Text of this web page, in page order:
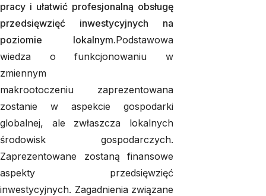
pracy i ułatwić profesjonalną obsługę
przedsięwzięć inwestycyjnych na
poziomie lokalnym.Podstawowa
wiedza o funkcjonowaniu w
zmiennym
makrootoczeniu zaprezentowana
zostanie w aspekcie gospodarki
globalnej, ale zwłaszcza lokalnych
środowisk gospodarczych.
Zaprezentowane zostaną finansowe
aspekty przedsięwzięć
inwestycyjnych. Zagadnienia związane